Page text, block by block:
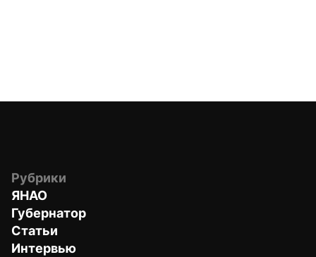
Рубрики
ЯНАО
Губернатор
Статьи
Интервью